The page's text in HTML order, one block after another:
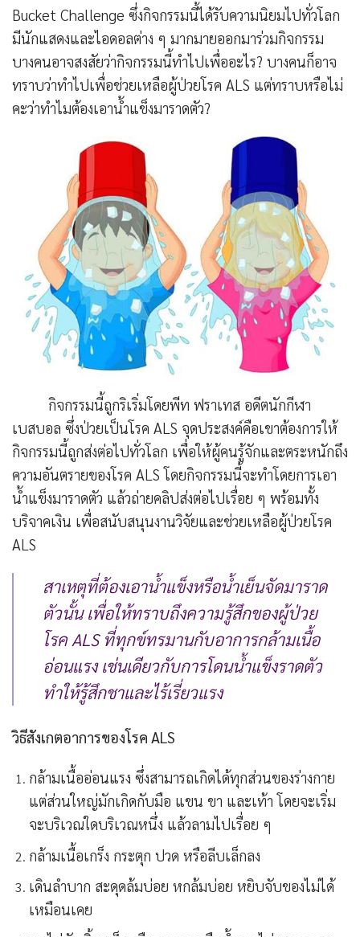
Bucket Challenge ซึ่งกิจกรรมนี้ได้รับความนิยมไปทั่วโลก
มีนักแสดงและไอดอลต่าง ๆ มากมายออกมาร่วมกิจกรรม
บางคนอาจสงสัยว่ากิจกรรมนี้ทำไปเพื่ออะไร? บางคนก็อาจ
ทราบว่าทำไปเพื่อช่วยเหลือผู้ป่วยโรค ALS แต่ทราบหรือไม่
คะว่าทำไมต้องเอาน้ำแข็งมาราดตัว?
กิจกรรมนี้ถูกริเริ่มโดยพีท ฟราเทส อดีตนักกีฬา
เบสบอล ซึ่งป่วยเป็นโรค ALS จุดประสงค์คือเขาต้องการให้
กิจกรรมนี้ถูกส่งต่อไปทั่วโลก เพื่อให้ผู้คนรู้จักและตระหนักถึง
ความอันตรายของโรค ALS โดยกิจกรรมนี้จะทำโดยการเอา
น้ำแข็งมาราดตัว แล้วถ่ายคลิปส่งต่อไปเรื่อย ๆ พร้อมทั้ง
บริจาคเงิน เพื่อสนับสนุนงานวิจัยและช่วยเหลือผู้ป่วยโรค
ALS
สาเหตุที่ต้องเอาน้ำแข็งหรือน้ำเย็นจัดมาราด
ตัวนั้น เพื่อให้ทราบถึงความรู้สึกของผู้ป่วย
โรค ALS ที่ทุกข์ทรมานกับอาการกล้ามเนื้อ
อ่อนแรง เช่นเดียวกับการโดนน้ำแข็งราดตัว
ทำให้รู้สึกชาและไร้เรี่ยวแรง
วิธีสังเกตอาการของโรค ALS
กล้ามเนื้ออ่อนแรง ซึ่งสามารถเกิดได้ทุกส่วนของร่างกาย
แต่ส่วนใหญ่มักเกิดกับมือ แขน ขา และเท้า โดยจะเริ่ม
จะบริเวณใดบริเวณหนึ่ง แล้วลามไปเรื่อย ๆ
กล้ามเนื้อเกร็ง กระตุก ปวด หรือลีบเล็กลง
เดินลำบาก สะดุดล้มบ่อย หกล้มบ่อย หยิบจับของไม่ได้
เหมือนเคย